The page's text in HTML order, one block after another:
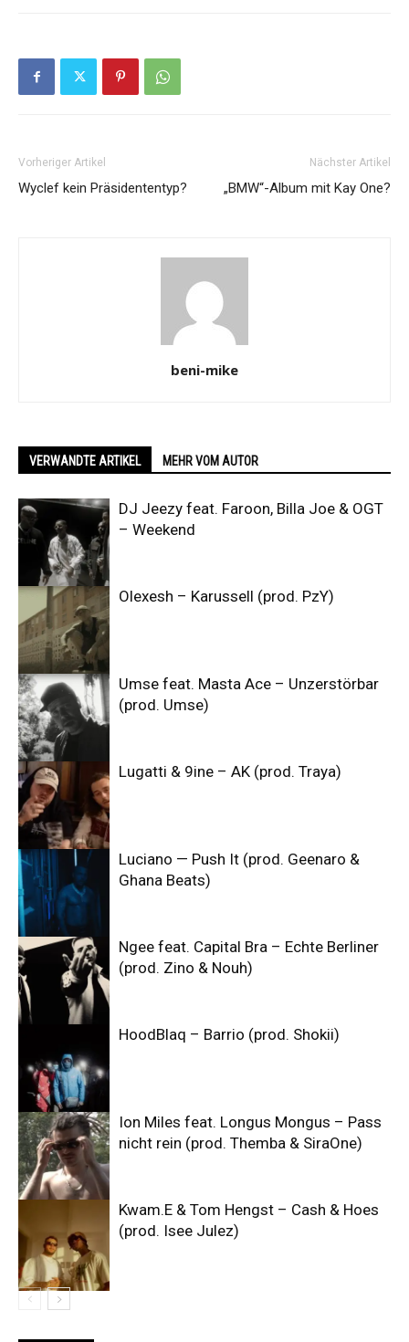
Vorheriger Artikel
Wyclef kein Präsidententyp?
Nächster Artikel
„BMW“-Album mit Kay One?
beni-mike
VERWANDTE ARTIKEL MEHR VOM AUTOR
DJ Jeezy feat. Faroon, Billa Joe & OGT
– Weekend
Olexesh – Karussell (prod. PzY)
Umse feat. Masta Ace – Unzerstörbar
(prod. Umse)
Lugatti & 9ine – AK (prod. Traya)
Luciano — Push It (prod. Geenaro &
Ghana Beats)
Ngee feat. Capital Bra – Echte Berliner
(prod. Zino & Nouh)
HoodBlaq – Barrio (prod. Shokii)
Ion Miles feat. Longus Mongus – Pass
nicht rein (prod. Themba & SiraOne)
Kwam.E & Tom Hengst – Cash & Hoes
(prod. Isee Julez)